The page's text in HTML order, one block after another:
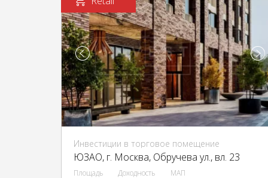
Инвестиции в торговое помещение
ЮЗАО, г. Москва, Обручева ул., вл. 23
Площадь Доходность МАП